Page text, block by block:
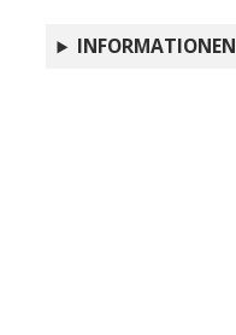
INFORMATIONEN